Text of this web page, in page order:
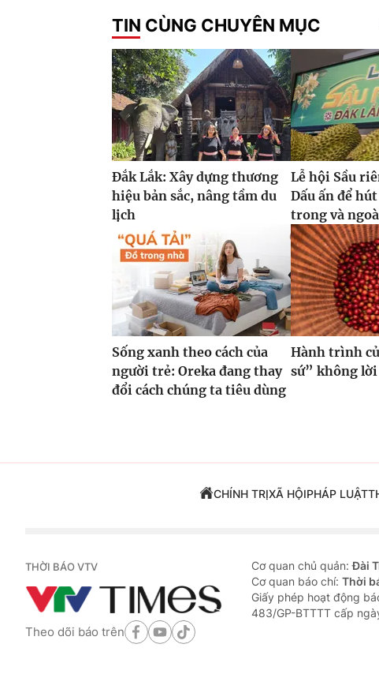
TIN CÙNG CHUYÊN MỤC
Đắk Lắk: Xây dựng thương
hiệu bản sắc, nâng tầm du
lịch
Lễ hội Sầu
Dấu ấn để
trong và
Sống xanh theo cách của
người trẻ: Oreka đang thay
đổi cách chúng ta tiêu dùng
Hành trình
sứ” không lời
CHÍNH TRỊXÃ HỘIPHÁP LUẬT
THỜI BÁO VTV
Theo dõi báo trên
Cơ quan chủ quản:Đài
Cơ quan báo chí: Thời
Giấy phép hoạt động
483/GP-BTTTT cấp